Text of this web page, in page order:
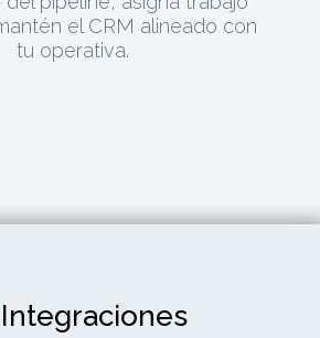
el CRM alineado con
tu operativa.
Integraciones